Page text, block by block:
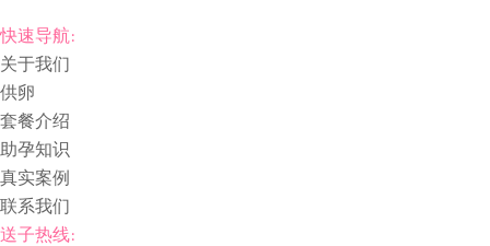
快速导航:
关于我们
供卵
套餐介绍
助孕知识
真实案例
联系我们
送子热线: